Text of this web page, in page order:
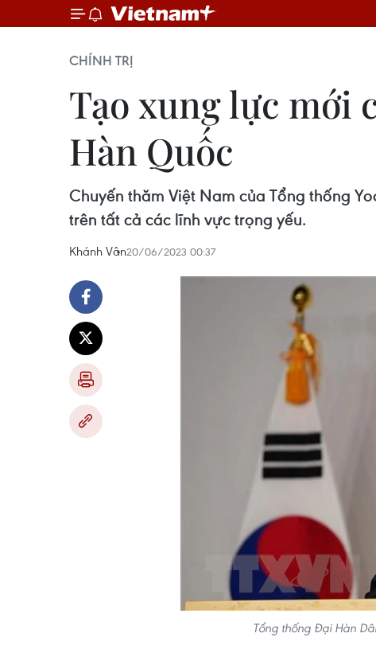
CHÍNH TRỊ
Tạo xung lực mới
Hàn Quốc
Chuyến thăm Việt Nam của Tổng thống
trên tất cả các lĩnh vực trọng yếu.
Khánh Vân20/06/2023 00:37
Tổng thống Đại Hàn